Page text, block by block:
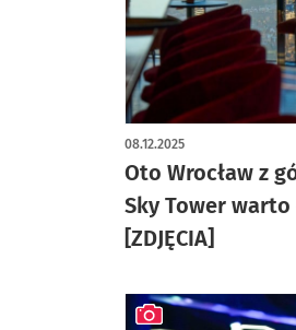
Oto Wrocław z
Sky Tower
[ZDJĘCIA]
08.12.2025
artykuł z galerią zdjęć